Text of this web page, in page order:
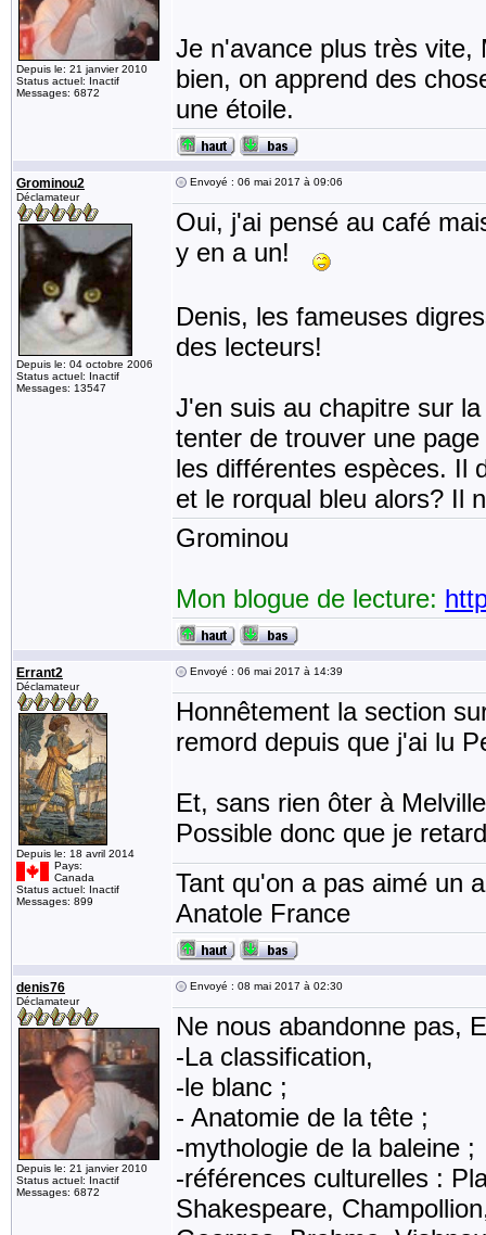
Depuis le: 21 janvier 2010
Status actuel: Inactif
Messages: 6872
Je n'avance plus très vite,
bien, on apprend des
une étoile.
Grominou2
Déclamateur
Depuis le: 04 octobre 2006
Status actuel: Inactif
Messages: 13547
Envoyé : 06 mai 2017 à 09:06
Oui, j'ai pensé au café
y en a un!
Denis, les fameuses
des lecteurs!
J'en suis au chapitre sur
tenter de trouver une
les différentes espèces. Il
et le rorqual bleu alors? Il
Grominou
Mon blogue de lecture:
Errant2
Déclamateur
Depuis le: 18 avril 2014
Pays:
Canada
Status actuel: Inactif
Messages: 899
Envoyé : 06 mai 2017 à 14:39
Honnêtement la section
remord depuis que j'ai lu
Et, sans rien ôter à
Possible donc que je
Tant qu'on a pas aimé un
Anatole France
denis76
Déclamateur
Depuis le: 21 janvier 2010
Status actuel: Inactif
Messages: 6872
Envoyé : 08 mai 2017 à 02:30
Ne nous abandonne pas,
-La classification,
-le blanc ;
- Anatomie de la tête ;
-mythologie de la baleine ;
-références culturelles :
Shakespeare,